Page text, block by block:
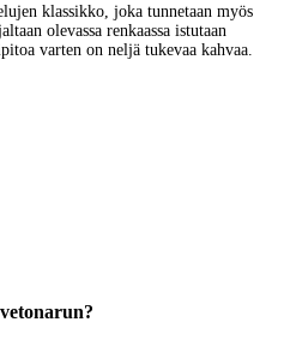
klassikko, joka tunnetaan myös
olevassa renkaassa istutaan
varten on neljä tukevaa kahvaa.